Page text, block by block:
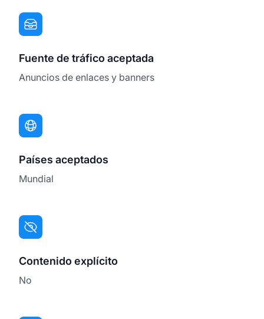
Fuente de tráfico aceptada
Anuncios de enlaces y banners
Países aceptados
Mundial
Contenido explícito
No